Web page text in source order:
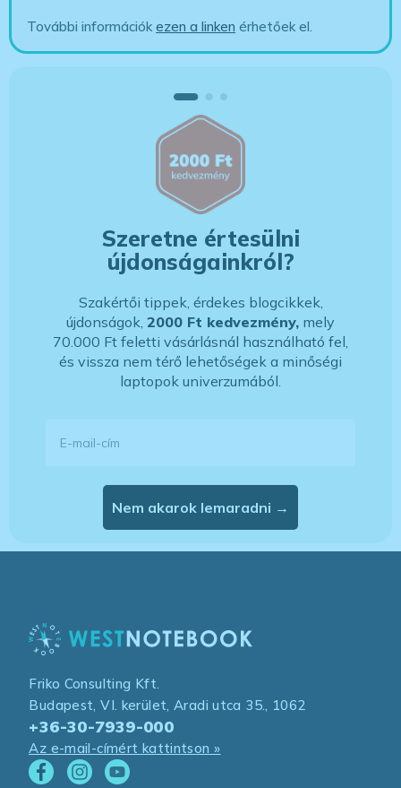
További információkezen a linken érhetőek el.
Szeretne értesülni
újdonságainkról?
Szakértői tippek, érdekes blogcikkek,
újdonságok, 2000 Ft kedvezmény, mely
70.000 Ft feletti vásárlásnál használható fel,
és vissza nem térő lehetőségek a minőségi
laptopok univerzumából.
Nem akarok lemaradni →
Friko Consulting Kft.
Budapest, VI. kerület, Aradi utca 35., 1062
+36-30-7939-000
Az e-mail-címért kattintson »